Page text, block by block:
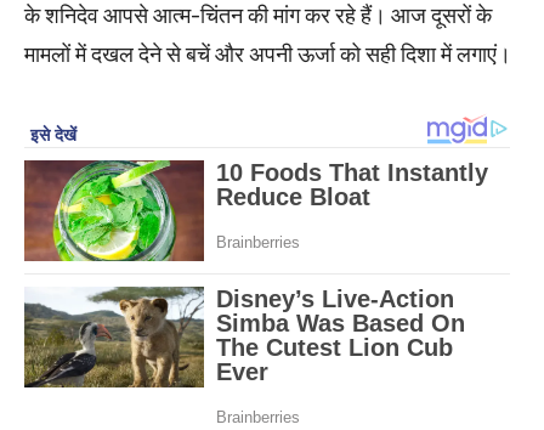
के शनिदेव आपसे आत्म-चिंतन की मांग कर रहे हैं। आज दूसरों के
मामलों में दखल देने से बचें और अपनी ऊर्जा को सही दिशा में लगाएं।